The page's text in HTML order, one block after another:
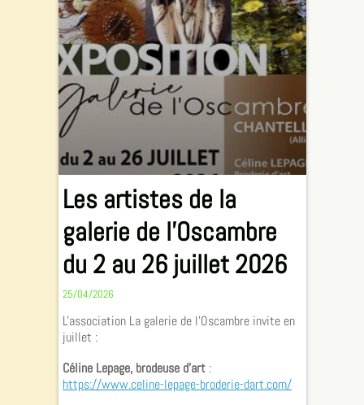
Les artistes de la
galerie de l'Oscambre
du 2 au 26 juillet 2026
25/04/2026
L'association La galerie de l'Oscambre invite en
juillet :
Céline Lepage, brodeuse d'art :
https://www.celine-lepage-broderie-dart.com/